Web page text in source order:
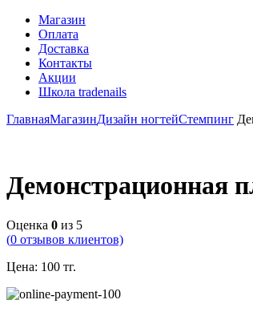
Магазин
Оплата
Доставка
Контакты
Акции
Школа tradenails
ГлавнаяМагазинДизайн ногтейСтемпинг
Демонстрационная
Оценка 0 из 5
(0 отзывов клиентов)
Цена: 100 тг.